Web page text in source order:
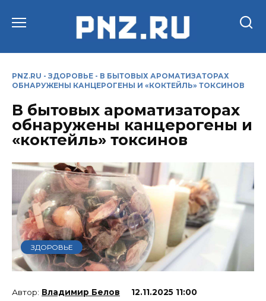
PNZ.RU - ЗДОРОВЬЕ - В БЫТОВЫХ АРОМАТИЗАТОРАХ
ОБНАРУЖЕНЫ КАНЦЕРОГЕНЫ И «КОКТЕЙЛЬ» ТОКСИНОВ
В бытовых ароматизаторах
обнаружены канцерогены и
«коктейль» токсинов
ЗДОРОВЬЕ
Владимир Белов 12.11.2025 11:00